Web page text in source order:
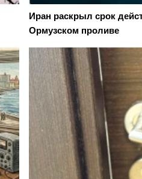
Иран раскрыл срок
Ормузском проливе